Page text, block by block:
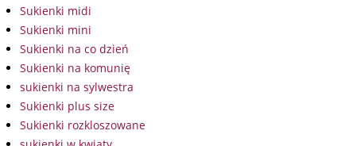
Sukienki midi
Sukienki mini
Sukienki na co dzień
Sukienki na komunię
sukienki na sylwestra
Sukienki plus size
Sukienki rozkloszowane